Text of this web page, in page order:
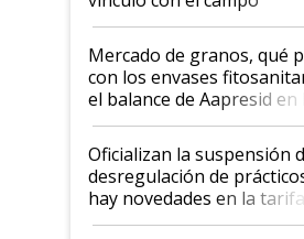
Mercado de granos, qué
con los envases
el balance de Aapresid en
Posta
Oficializan la suspensión
desregulación de
hay novedades en la tarifa
la hidrovía